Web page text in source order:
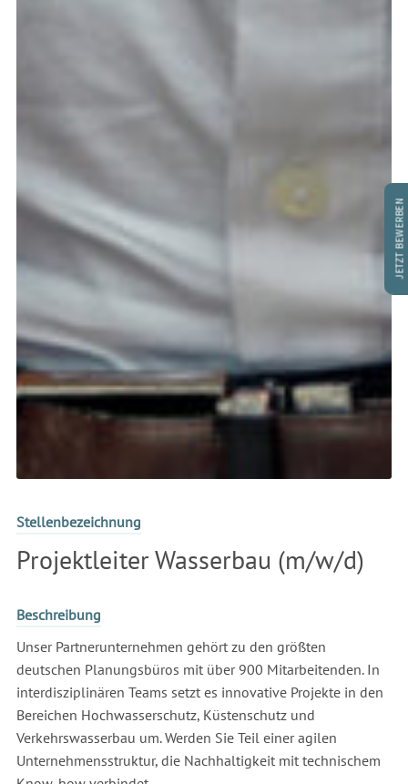
Stellenbezeichnung
Projektleiter Wasserbau (m/w/d)
Beschreibung
Unser Partnerunternehmen gehört zu den größten
deutschen Planungsbüros mit über 900 Mitarbeitenden. In
interdisziplinären Teams setzt es innovative Projekte in den
Bereichen Hochwasserschutz, Küstenschutz und
Verkehrswasserbau um. Werden Sie Teil einer agilen
Unternehmensstruktur, die Nachhaltigkeit mit technischem
JETZT BEWERBEN